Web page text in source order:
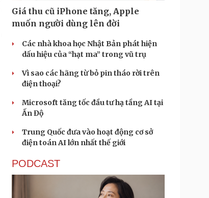
Giá thu cũ iPhone tăng, Apple
muốn người dùng lên đời
Các nhà khoa học Nhật Bản phát hiện
dấu hiệu của “hạt ma” trong vũ trụ
Vì sao các hãng từ bỏ pin tháo rời trên
điện thoại?
Microsoft tăng tốc đầu tư hạ tầng AI tại
Ấn Độ
Trung Quốc đưa vào hoạt động cơ sở
điện toán AI lớn nhất thế giới
PODCAST